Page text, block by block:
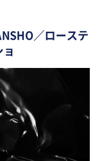
／ローステ
ョ